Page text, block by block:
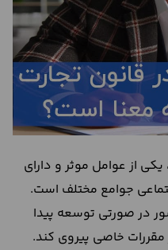
یکی از عوامل موثر و دارای
جوامع مختلف است.
در صورتی توسعه پیدا
خاصی پیروی کند.